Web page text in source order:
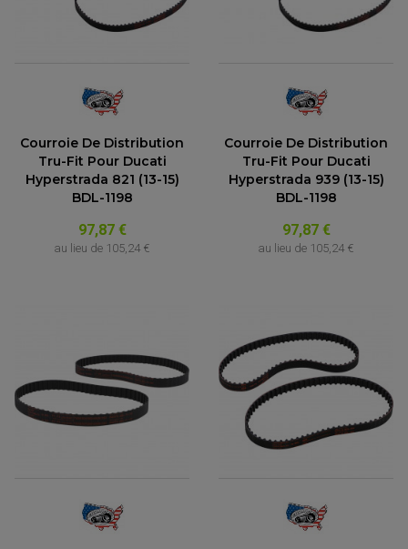
ACCESSOIRE MOTO DUCATI
ACCESSOIRE MOTO HONDA
ACCESSOIRE MOTO KTM
ACCESSOIRE MOTO MV AGUSTA
ACCESSOIRE MOTO SUZUKI
ACCESSOIRE MOTO TRIUMPH
ACCESSOIRE MOTO YAMAHA
CARDAN COMPLET
CARDAN DE PONT QUAD / SSV
CROISILLONS DE CARDAN
SOUFFLET DE CARDANS
Courroie De Distribution
Tru-Fit Pour Ducati
Hyperstrada 821 (13-15)
BDL-1198
97,87 €
au lieu de 105,24 €
Courroie De Distribution
Tru-Fit Pour Ducati
Hyperstrada 939 (13-15)
BDL-1198
97,87 €
au lieu de 105,24 €